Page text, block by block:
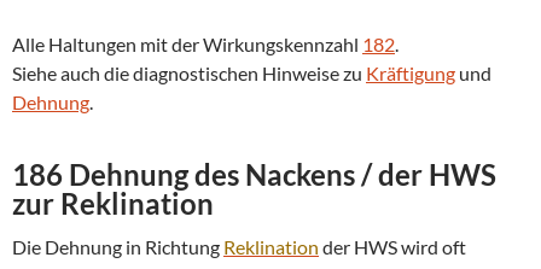
Alle Haltungen mit der Wirkungskennzahl 182.
Siehe auch die diagnostischen Hinweise zu Kräftigung und
Dehnung.
186 Dehnung des Nackens / der HWS
zur Reklination
Die Dehnung in Richtung Reklination der HWS wird oft